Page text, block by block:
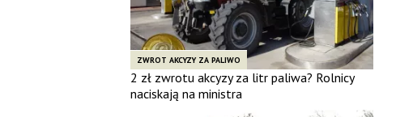
ZWROT AKCYZY ZA PALIWO
2 zł zwrotu akcyzy za litr paliwa? Rolnicy
naciskają na ministra